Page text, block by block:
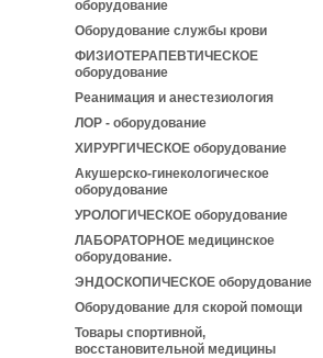
оборудование
Оборудование службы крови
ФИЗИОТЕРАПЕВТИЧЕСКОЕ
оборудование
Реанимация и анестезиология
ЛОР - оборудование
ХИРУРГИЧЕСКОЕ оборудование
Акушерско-гинекологическое
оборудование
УРОЛОГИЧЕСКОЕ оборудование
ЛАБОРАТОРНОЕ медицинское
оборудование.
ЭНДОСКОПИЧЕСКОЕ оборудование
Оборудование для скорой помощи
Товары спортивной,
восстановительной медицины